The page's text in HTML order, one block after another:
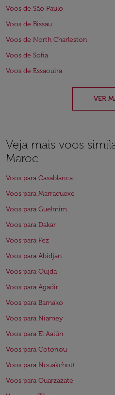
Voos de São Paulo
Voos de Bissau
Voos de North Charleston
Voos de Sofia
Voos de Essaouira
VER
Veja mais voos
Maroc
Voos para Casablanca
Voos para Marraquexe
Voos para Guelmim
Voos para Dakar
Voos para Fez
Voos para Abidjan
Voos para Oujda
Voos para Agadir
Voos para Bamako
Voos para Niamey
Voos para El Aaiún
Voos para Cotonou
Voos para Nouakchott
Voos para Ouarzazate